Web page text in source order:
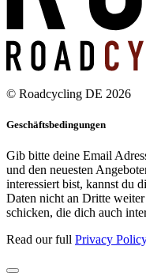
© Roadcycling DE 2026
Geschäftsbedingungen
Gib bitte deine Email
und den neuesten
interessiert bist, kannst du
Daten nicht an Dritte
schicken, die dich auch
Read our full Privacy